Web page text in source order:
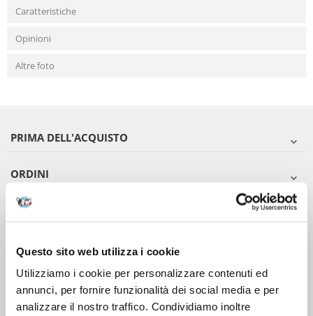
Questo sito web utilizza i cookie
Utilizziamo i cookie per personalizzare contenuti ed
annunci, per fornire funzionalità dei social media e per
analizzare il nostro traffico. Condividiamo inoltre
Caratteristiche
Opinioni
Altre foto
PRIMA DELL'ACQUISTO
ORDINI
DOPO L'ACQUISTO
VIENI A CONOSCERCI